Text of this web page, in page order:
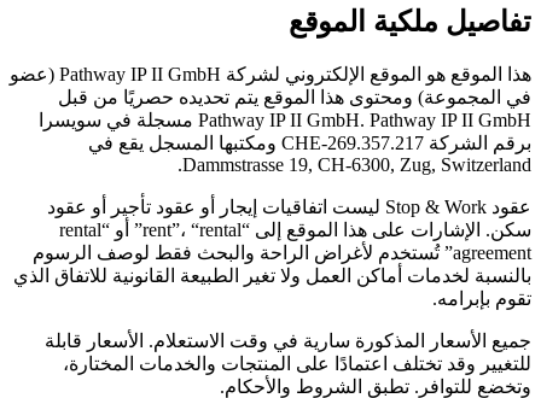
تفاصيل ملكية الموقع
هذا الموقع هو الموقع الإلكتروني لشركة Pathway IP II GmbH (عضو
في المجموعة) ومحتوى هذا الموقع يتم تحديده حصريًا من قبل
Pathway IP II GmbH. Pathway IP II GmbH مسجلة في سويسرا
برقم الشركة CHE-269.357.217 ومكتبها المسجل يقع في
Dammstrasse 19, CH-6300, Zug, Switzerland.
عقود Stop & Work ليست اتفاقيات إيجار أو عقود تأجير أو عقود
سكن. الإشارات على هذا الموقع إلى “rent”، “rental” أو “rental
agreement” تُستخدم لأغراض الراحة والبحث فقط لوصف الرسوم
بالنسبة لخدمات أماكن العمل ولا تغير الطبيعة القانونية للاتفاق الذي
تقوم بإبرامه.
جميع الأسعار المذكورة سارية في وقت الاستعلام. الأسعار قابلة
للتغيير وقد تختلف اعتمادًا على المنتجات والخدمات المختارة،
وتخضع للتوافر. تطبق الشروط والأحكام.